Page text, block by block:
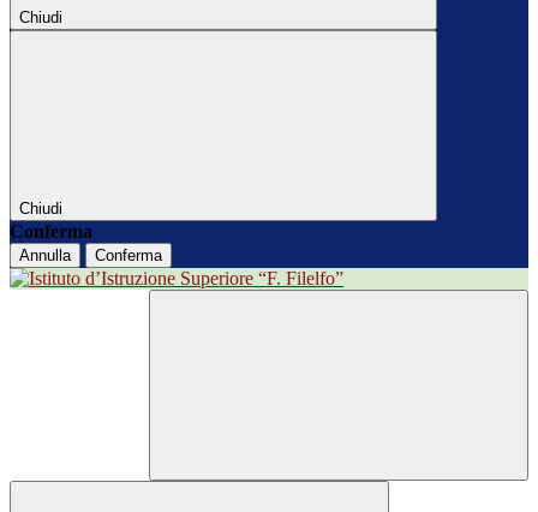
Chiudi
Chiudi
Conferma
Annulla Conferma